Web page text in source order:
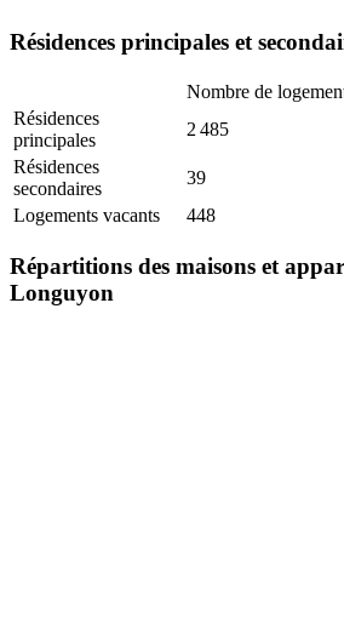
Résidences principales et
Nombre de
Résidences
principales
2 485
Résidences
secondaires
39
Logements vacants
448
Répartitions des maisons et
Longuyon